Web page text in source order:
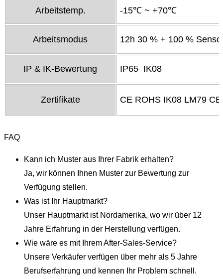
Arbeitstemp. -15℃ ~ +70℃
Arbeitsmodus 12h 30 % + 100 %
IP & IK-Bewertung IP65 IK08
Zertifikate CE ROHS IK08 LM79 CB
FAQ
Kann ich Muster aus Ihrer Fabrik erhalten?
Ja, wir können Ihnen Muster zur Bewertung zur
Verfügung stellen.
Was ist Ihr Hauptmarkt?
Unser Hauptmarkt ist Nordamerika, wo wir über 12
Jahre Erfahrung in der Herstellung verfügen.
Wie wäre es mit Ihrem After-Sales-Service?
Unsere Verkäufer verfügen über mehr als 5 Jahre
Berufserfahrung und kennen Ihr Problem schnell.